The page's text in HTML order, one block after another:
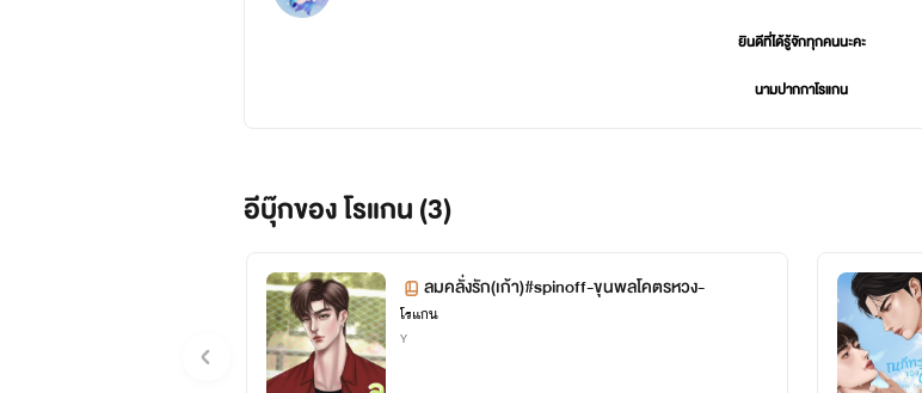
ยินดีที่ได้รู้จักทุกคนนะคะ
นามปากกาโรแกน
ขอให้รี้ดของเราทุกคนมีความสุขไปกับการอ่าน
อีบุ๊กของ โรแกน (3)
ลมคลั่งรัก(เก้า)#spinoff-ขุนพลโคตรหวง-
โรแกน
Y